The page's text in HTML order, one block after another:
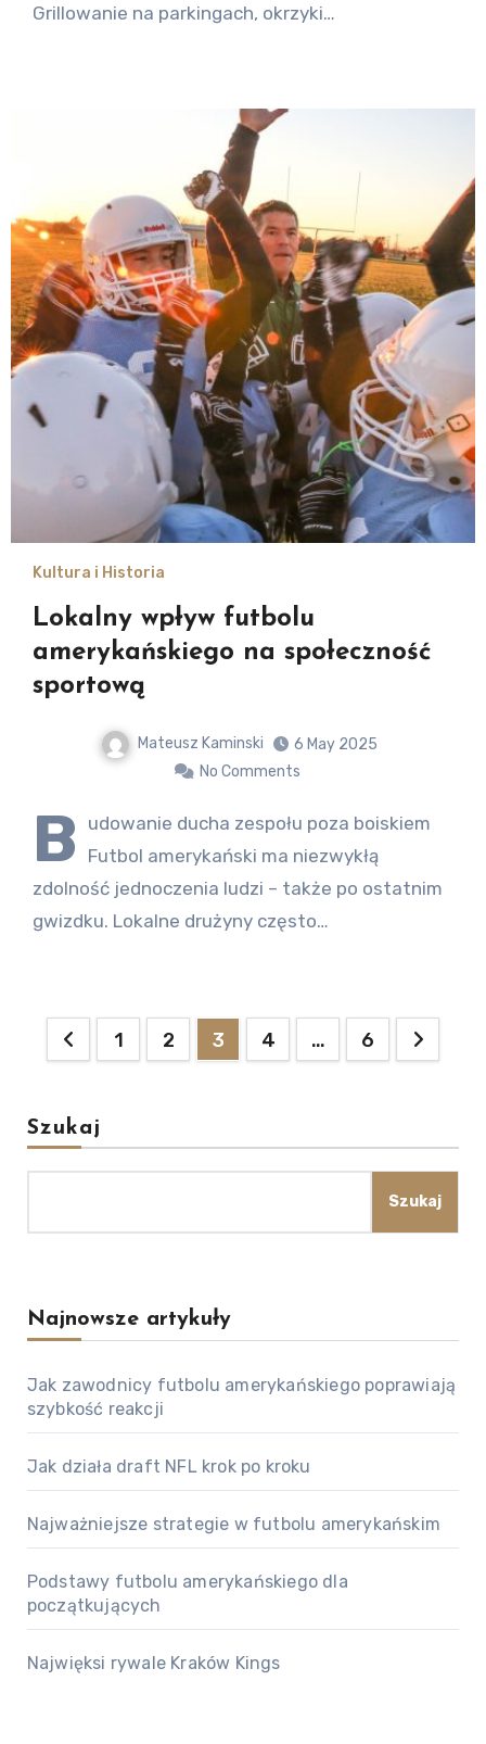
Grillowanie na parkingach, okrzyki…
Kultura i Historia
Lokalny wpływ futbolu
amerykańskiego na społeczność
sportową
Mateusz Kaminski
6 May 2025
No Comments
B
udowanie ducha zespołu poza boiskiem
Futbol amerykański ma niezwykłą
zdolność jednoczenia ludzi – także po ostatnim
gwizdku. Lokalne drużyny często…
Posts
1 2 3 4 … 6
Szukaj
Szukaj
Najnowsze artykuły
Jak zawodnicy futbolu amerykańskiego poprawiają
szybkość reakcji
Jak działa draft NFL krok po kroku
Najważniejsze strategie w futbolu amerykańskim
Podstawy futbolu amerykańskiego dla
początkujących
Najwięksi rywale Kraków Kings